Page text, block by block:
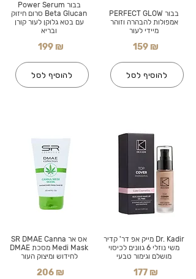
בבור Power Serum
Beta Glucan סרום חיזוק
עם בטא גלוקן לעור קורן
ובריא
199 ₪
להוסיף לסל
אס אר SR DMAE Canna
Medi Mask מסכת DMAE
לחידוש ומיצוק העור
206 ₪
בבור PERFECT GLOW
אמפולות להבהרה וזוהר
מיידי לעור
159 ₪
להוסיף לסל
Dr. Kadir מייק אפ דר' קדיר
משי נוזלי 6 גוונים לכיסוי
מושלם וגימור טבעי
177 ₪